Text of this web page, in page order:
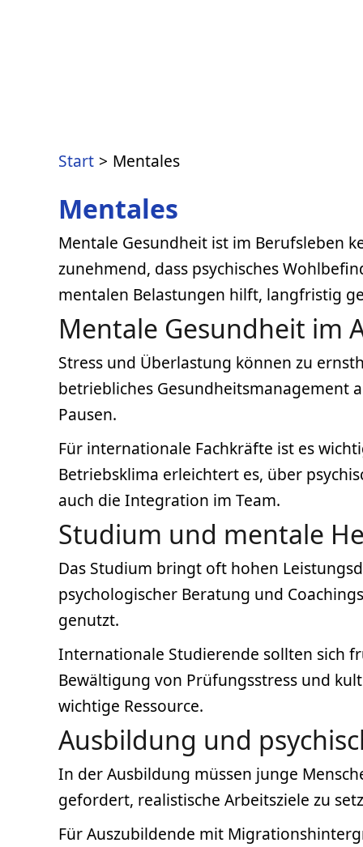
Start Mentales
Mentales
Mentale Gesundheit ist im Berufsleben
zunehmend, dass psychisches
mentalen Belastungen hilft, langfristig
Mentale Gesundheit im
Stress und Überlastung können zu
betriebliches Gesundheitsmanagement
Pausen.
Für internationale Fachkräfte ist es
Betriebsklima erleichtert es, über
auch die Integration im Team.
Studium und mentale
Das Studium bringt oft hohen
psychologischer Beratung und
genutzt.
Internationale Studierende sollten sich
Bewältigung von Prüfungsstress und
wichtige Ressource.
Ausbildung und
In der Ausbildung müssen junge
gefordert, realistische Arbeitsziele zu
Für Auszubildende mit